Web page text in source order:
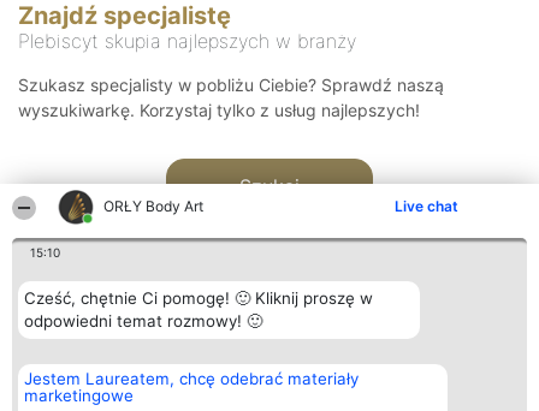
ORŁY Body Art Live chat
15:10
Cześć, chętnie Ci pomogę! 🙂 Kliknij proszę w
odpowiedni temat rozmowy! 🙂
Jestem Laureatem, chcę odebrać materiały
marketingowe
Znajdź specjalistę
Plebiscyt skupia najlepszych w branży
Szukasz specjalisty w pobliżu Ciebie? Sprawdź naszą
wyszukiwarkę. Korzystaj tylko z usług najlepszych!
Szukaj
Organizator plebiscytu
Bright Side Solutions sp. z o.
o. sp. k.
Plebiscyt
Laureaci
Kontakt
Kontakt